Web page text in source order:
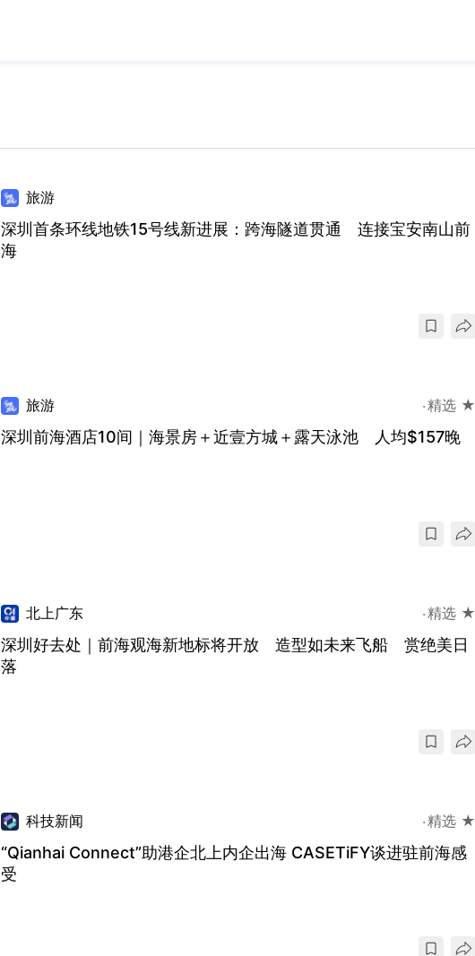
旅游
深圳首条环线地铁15号线新进展：跨海隧道贯通 连接宝安南山前
海
旅游 精选 ★
深圳前海酒店10间｜海景房＋近壹方城＋露天泳池 人均$157晚
北上广东 精选 ★
深圳好去处｜前海观海新地标将开放 造型如未来飞船 赏绝美日
落
科技新闻 精选 ★
“Qianhai Connect”助港企北上内企出海 CASETiFY谈进驻前海感
受